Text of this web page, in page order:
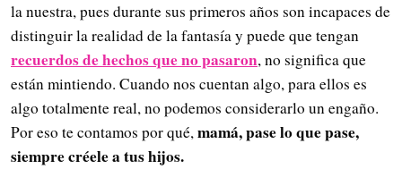
la nuestra, pues durante sus primeros años son incapaces de
distinguir la realidad de la fantasía y puede que tengan
recuerdos de hechos que no pasaron, no significa que
están mintiendo. Cuando nos cuentan algo, para ellos es
algo totalmente real, no podemos considerarlo un engaño.
Por eso te contamos por qué,mamá, pase lo que pase,
siempre créele a tus hijos.